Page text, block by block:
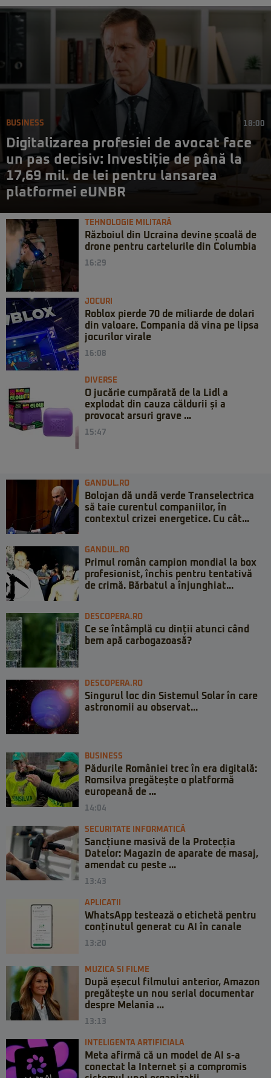
BUSINESS 18:00
Digitalizarea profesiei de avocat face
un pas decisiv: Investiție de până la
17,69 mil. de lei pentru lansarea
platformei eUNBR
TEHNOLOGIE MILITARĂ
Războiul din Ucraina devine școală de
drone pentru cartelurile din Columbia
16:29
JOCURI
Roblox pierde 70 de miliarde de dolari
din valoare. Compania dă vina pe lipsa
jocurilor virale
16:08
DIVERSE
O jucărie cumpărată de la Lidl a
explodat din cauza căldurii și a
provocat arsuri grave ...
15:47
GANDUL.RO
Bolojan dă undă verde Transelectrica
să taie curentul companiilor, în
contextul crizei energetice. Cu cât...
GANDUL.RO
Primul român campion mondial la box
profesionist, închis pentru tentativă
de crimă. Bărbatul a înjunghiat...
DESCOPERA.RO
Ce se întâmplă cu dinții atunci când
bem apă carbogazoasă?
DESCOPERA.RO
Singurul loc din Sistemul Solar în care
astronomii au observat...
BUSINESS
Pădurile României trec în era digitală:
Romsilva pregătește o platformă
europeană de ...
14:04
SECURITATE INFORMATICĂ
Sancțiune masivă de la Protecția
Datelor: Magazin de aparate de masaj,
amendat cu peste ...
13:43
APLICATII
WhatsApp testează o etichetă pentru
conținutul generat cu AI în canale
13:20
MUZICA SI FILME
După eșecul filmului anterior, Amazon
pregătește un nou serial documentar
despre Melania ...
13:13
INTELIGENTA ARTIFICIALA
Meta afirmă că un model de AI s-a
conectat la Internet și a compromis